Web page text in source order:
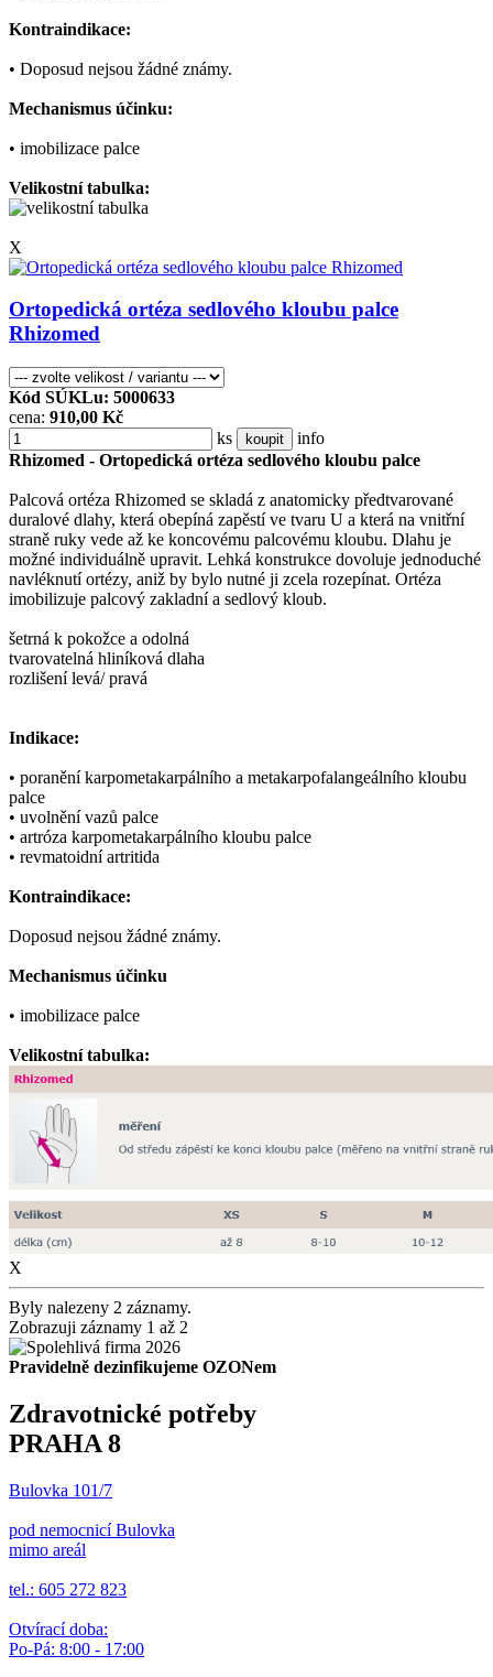
Kontraindikace:
• Doposud nejsou žádné známy.
Mechanismus účinku:
• imobilizace palce
Velikostní tabulka:
X
Ortopedická ortéza sedlového kloubu palce
Rhizomed
Kód SÚKLu: 5000633
cena: 910,00 Kč
ks
koupit
info
Rhizomed - Ortopedická ortéza sedlového kloubu palce
Palcová ortéza Rhizomed se skladá z anatomicky předtvarované
duralové dlahy, která obepíná zapěstí ve tvaru U a která na vnitřní
straně ruky vede až ke koncovému palcovému kloubu. Dlahu je
možné individuálně upravit. Lehká konstrukce dovoluje jednoduché
navléknutí ortézy, aniž by bylo nutné ji zcela rozepínat. Ortéza
imobilizuje palcový zakladní a sedlový kloub.
šetrná k pokožce a odolná
tvarovatelná hliníková dlaha
rozlišení levá/ pravá
Indikace:
• poranění karpometakarpálního a metakarpofalangeálního kloubu
palce
• uvolnění vazů palce
• artróza karpometakarpálního kloubu palce
• revmatoidní artritida
Kontraindikace:
Doposud nejsou žádné známy.
Mechanismus účinku
• imobilizace palce
Velikostní tabulka:
X
Byly nalezeny 2 záznamy.
Zobrazuji záznamy 1 až 2
Pravidelně dezinfikujeme OZONem
Zdravotnické potřeby
PRAHA 8
Bulovka 101/7
pod nemocnicí Bulovka
mimo areál
tel.: 605 272 823
Otvírací doba:
Po-Pá: 8:00 - 17:00